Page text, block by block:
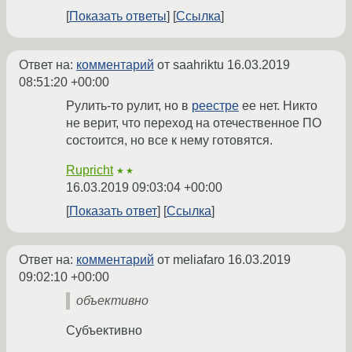
Показать ответы Ссылка
Ответ на: комментарий от saahriktu 16.03.2019
08:51:20 +00:00
Рулить-то рулит, но в реестре ее нет. Никто
не верит, что переход на отечественное ПО
состоится, но все к нему готовятся.
Rupricht ★★
16.03.2019 09:03:04 +00:00
Показать ответ
Ссылка
Ответ на: комментарий от meliafaro 16.03.2019
09:02:10 +00:00
объективно
Субъективно